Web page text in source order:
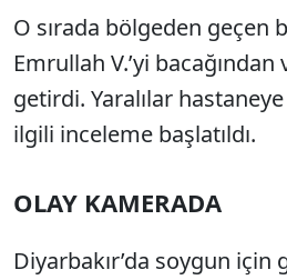
O sırada bölgeden geçen
Emrullah V.’yi
getirdi. Yaralılar hastaneye
ilgili inceleme başlatıldı.
OLAY KAMERADA
Diyarbakır’da soygun